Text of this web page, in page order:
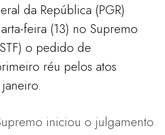
da República (PGR)
feira (13) no Supremo
o pedido de
réu pelos atos
iniciou o julgamento